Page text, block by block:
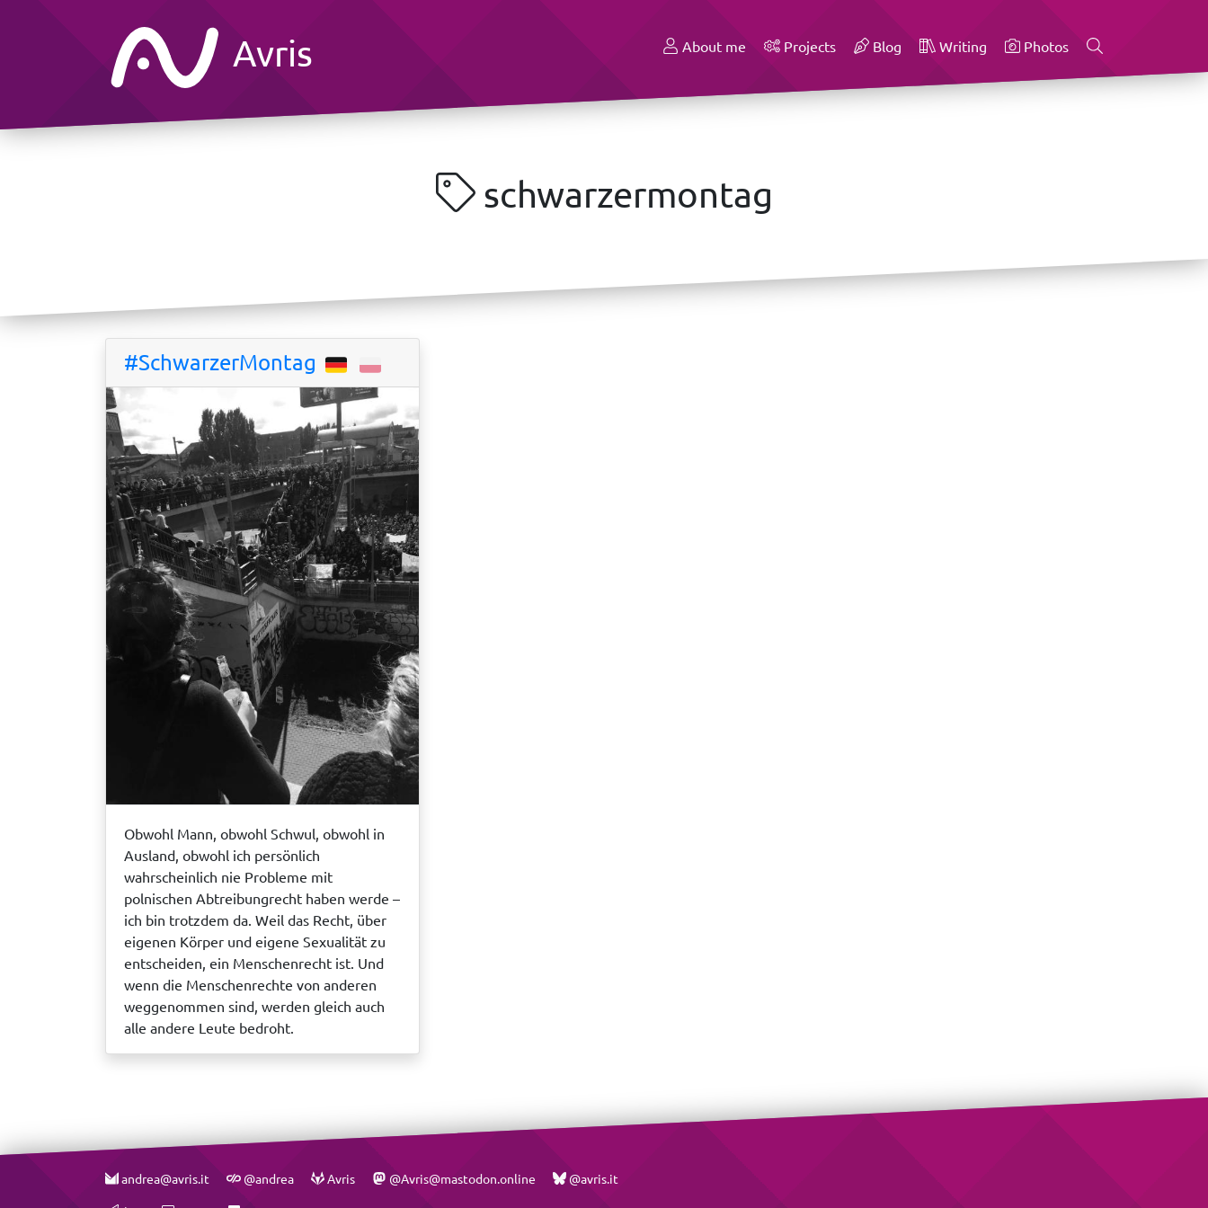
Avris About me Projects Blog Writing Photos
schwarzermontag
#SchwarzerMontag
Obwohl Mann, obwohl Schwul, obwohl in
Ausland, obwohl ich persönlich
wahrscheinlich nie Probleme mit
polnischen Abtreibungrecht haben werde –
ich bin trotzdem da. Weil das Recht, über
eigenen Körper und eigene Sexualität zu
entscheiden, ein Menschenrecht ist. Und
wenn die Menschenrechte von anderen
weggenommen sind, werden gleich auch
alle andere Leute bedroht.
andrea@avris.it @andrea Avris @Avris@mastodon.online @avris.it